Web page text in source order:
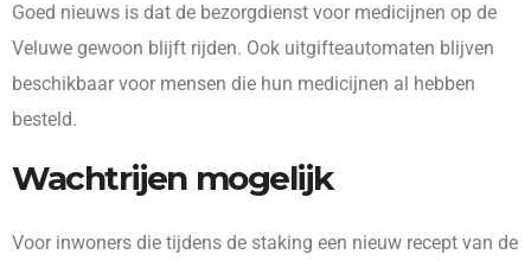
Goed nieuws is dat de bezorgdienst voor medicijnen op de
Veluwe gewoon blijft rijden. Ook uitgifteautomaten blijven
beschikbaar voor mensen die hun medicijnen al hebben
besteld.
Wachtrijen mogelijk
Voor inwoners die tijdens de staking een nieuw recept van de